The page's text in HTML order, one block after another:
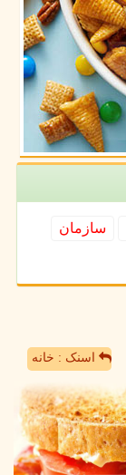
سازمان
اسنک : خانه